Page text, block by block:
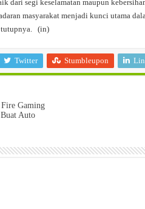
dari segi keselamatan maupun
masyarakat menjadi kunci utama
tutupnya. (in)
Twitter Stumbleupon
Gaming
Auto